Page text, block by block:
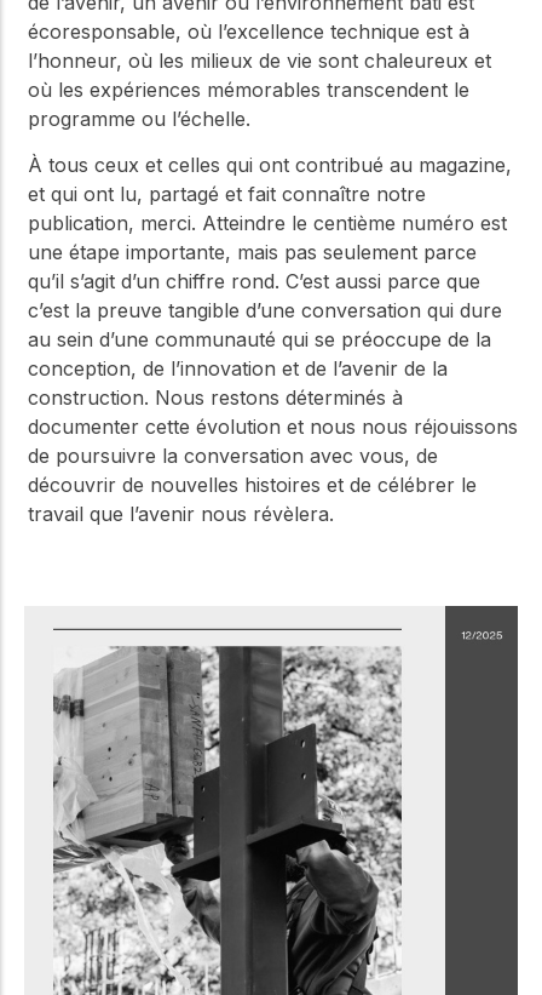
écoresponsable, où l’excellence technique est à
l’honneur, où les milieux de vie sont chaleureux et
où les expériences mémorables transcendent le
programme ou l’échelle.
À tous ceux et celles qui ont contribué au magazine,
et qui ont lu, partagé et fait connaître notre
publication, merci. Atteindre le centième numéro est
une étape importante, mais pas seulement parce
qu’il s’agit d’un chiffre rond. C’est aussi parce que
c’est la preuve tangible d’une conversation qui dure
au sein d’une communauté qui se préoccupe de la
conception, de l’innovation et de l’avenir de la
construction. Nous restons déterminés à
documenter cette évolution et nous nous réjouissons
de poursuivre la conversation avec vous, de
découvrir de nouvelles histoires et de célébrer le
travail que l’avenir nous révèlera.